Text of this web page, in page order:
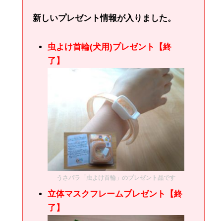
新しいプレゼント情報が入りました。
虫よけ首輪(犬用)プレゼント【終
了】
うさパラ「虫よけ首輪」のプレゼント品です
立体マスクフレームプレゼント【終
了】